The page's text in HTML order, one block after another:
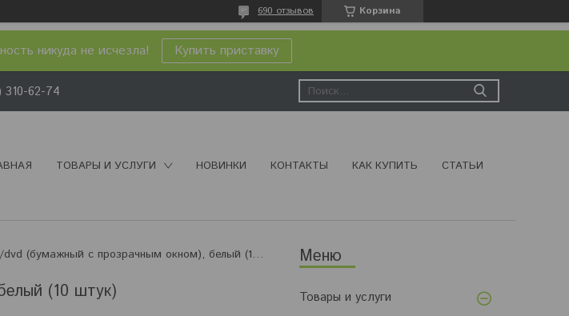
Корзина
690 отзывов
никуда не исчезла! Купить приставку
310-62-74
ТОВАРЫ И УСЛУГИ НОВИНКИ КОНТАКТЫ КАК КУПИТЬ СТАТЬИ
Товары и услуги
Конверты под cd/dvd (бумажный с прозрачным окном), белый (10 штук)
(10 штук)